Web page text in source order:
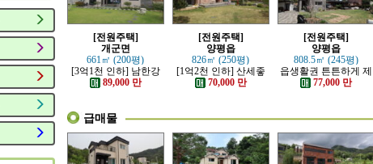
[전원주택]
개군면
661㎡ (200평)
[3억1천 인하] 남한강
조망 좋은 모던한 고급
전원주택
89,000 만
[전원주택]
양평읍
826㎡ (250평)
[1억2천 인하] 산세좋
고 읍생활 편리한 남향
의 전원주택
70,000 만
[전원주택]
양평읍
808.5㎡ (245평)
읍생활권 튼튼하게 제
대로 잘지은 전원주택
77,000 만
급매물